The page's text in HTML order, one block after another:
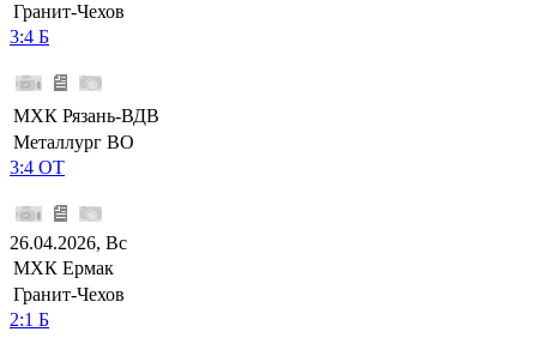
Гранит-Чехов
3:4 Б
МХК Рязань-ВДВ
Металлург ВО
3:4 ОТ
26.04.2026, Вс
МХК Ермак
Гранит-Чехов
2:1 Б